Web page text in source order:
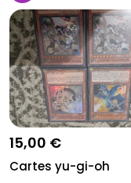
15,00 €
Cartes yu-gi-oh